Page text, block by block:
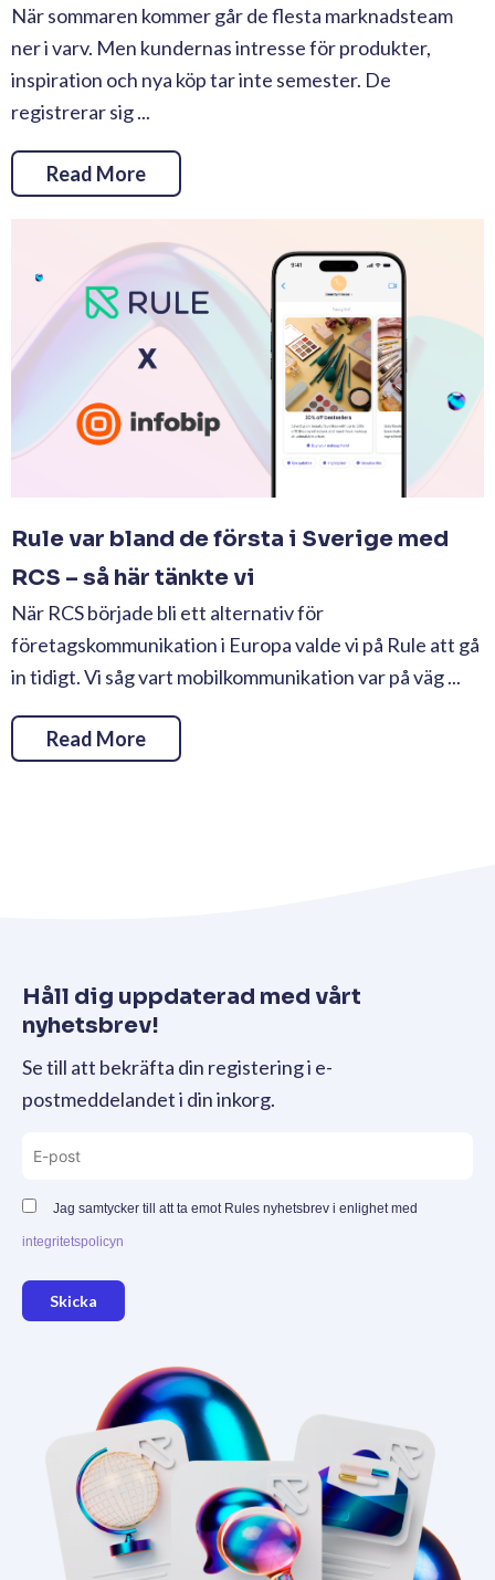
När sommaren kommer går de flesta marknadsteam
ner i varv. Men kundernas intresse för produkter,
inspiration och nya köp tar inte semester. De
registrerar sig ...
Read More
Rule var bland de första i Sverige med
RCS – så här tänkte vi
När RCS började bli ett alternativ för
företagskommunikation i Europa valde vi på Rule att gå
in tidigt. Vi såg vart mobilkommunikation var på väg ...
Read More
Håll dig uppdaterad med vårt
nyhetsbrev!
Se till att bekräfta din registering i e-
postmeddelandet i din inkorg.
Jag samtycker till att ta emot Rules nyhetsbrev i enlighet med
integritetspolicyn
Skicka